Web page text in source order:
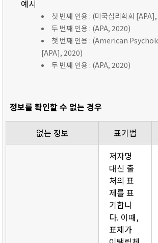
예시
첫 번째 인용 : (미국심리학회
두 번째 인용 : (APA, 2020)
첫 번째 인용 : (American
[APA], 2020)
두 번째 인용 : (APA, 2020)
정보를 확인할 수 없는 경우
없는 정보 표기법
저자명
대신 출
처의 표
제를 표
기합니
다. 이때,
표제가